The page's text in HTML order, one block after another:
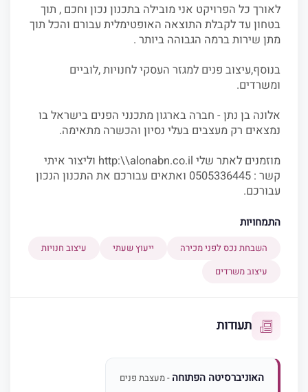
לאורך כל הפרויקט אני מובילה בתכנון נכון וחכם , תוך
בטחון עד לקבלת התוצאה האופטימלית עבורם והכל תוך
מתן שירות ברמה הגבוהה ביותר .
בנוסף,עיצוב פנים למגזר העסקי לחנויות ,לוביים
ומשרדים.
אלונה בן נתן - חברה בארגון מתכנני הפנים בישראל בו
נמצאים רק מעצבים בעלי נסיון והכשרה מתאימה.
מוזמנים לאתר שלי http:\\alonabn.co.il וליצור איתי
קשר : 0505336445 ואתאים עבורכם את התכנון הנכון
עבורכם.
התמחויות
השבחת נכס לפני מכירה ייעוץ שעתי
עיצוב חנויות
עיצוב משרדים
תעודות
האוניברסיטה הפתוחה - מעצבת פנים